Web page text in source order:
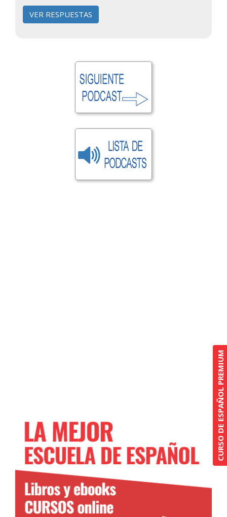
CURSO DE ESPAÑOL PREMIUM